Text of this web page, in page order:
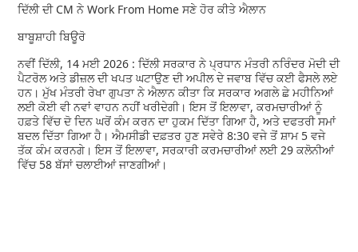
ਦਿੱਲੀ ਦੀ CM ਨੇ Work From Home ਸਣੇ ਹੋਰ ਕੀਤੇ ਐਲਾਨ
ਬਾਬੂਸ਼ਾਹੀ ਬਿਊਰੋ
ਨਵੀਂ ਦਿੱਲੀ, 14 ਮਈ 2026 : ਦਿੱਲੀ ਸਰਕਾਰ ਨੇ ਪ੍ਰਧਾਨ ਮੰਤਰੀ ਨਰਿੰਦਰ ਮੋਦੀ ਦੀ
ਪੈਟਰੋਲ ਅਤੇ ਡੀਜ਼ਲ ਦੀ ਖਪਤ ਘਟਾਉਣ ਦੀ ਅਪੀਲ ਦੇ ਜਵਾਬ ਵਿੱਚ ਕਈ ਫੈਸਲੇ ਲਏ
ਹਨ। ਮੁੱਖ ਮੰਤਰੀ ਰੇਖਾ ਗੁਪਤਾ ਨੇ ਐਲਾਨ ਕੀਤਾ ਕਿ ਸਰਕਾਰ ਅਗਲੇ ਛੇ ਮਹੀਨਿਆਂ
ਲਈ ਕੋਈ ਵੀ ਨਵਾਂ ਵਾਹਨ ਨਹੀਂ ਖਰੀਦੇਗੀ। ਇਸ ਤੋਂ ਇਲਾਵਾ, ਕਰਮਚਾਰੀਆਂ ਨੂੰ
ਹਫ਼ਤੇ ਵਿੱਚ ਦੋ ਦਿਨ ਘਰੋਂ ਕੰਮ ਕਰਨ ਦਾ ਹੁਕਮ ਦਿੱਤਾ ਗਿਆ ਹੈ, ਅਤੇ ਦਫਤਰੀ ਸਮਾਂ
ਬਦਲ ਦਿੱਤਾ ਗਿਆ ਹੈ। ਐਮਸੀਡੀ ਦਫ਼ਤਰ ਹੁਣ ਸਵੇਰੇ 8:30 ਵਜੇ ਤੋਂ ਸ਼ਾਮ 5 ਵਜੇ
ਤੱਕ ਕੰਮ ਕਰਨਗੇ। ਇਸ ਤੋਂ ਇਲਾਵਾ, ਸਰਕਾਰੀ ਕਰਮਚਾਰੀਆਂ ਲਈ 29 ਕਲੋਨੀਆਂ
ਵਿੱਚ 58 ਬੱਸਾਂ ਚਲਾਈਆਂ ਜਾਣਗੀਆਂ।